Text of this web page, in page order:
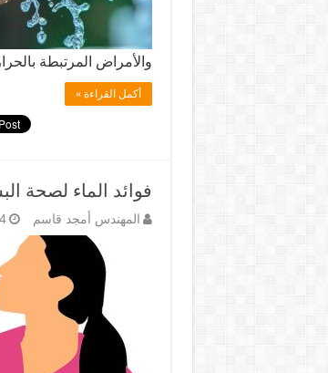
والأمراض المرتبطة بالحرارة. 2- يدعم
أكمل القراءة »
فوائد الماء لصحة
المهندس أمجد قاسم 14